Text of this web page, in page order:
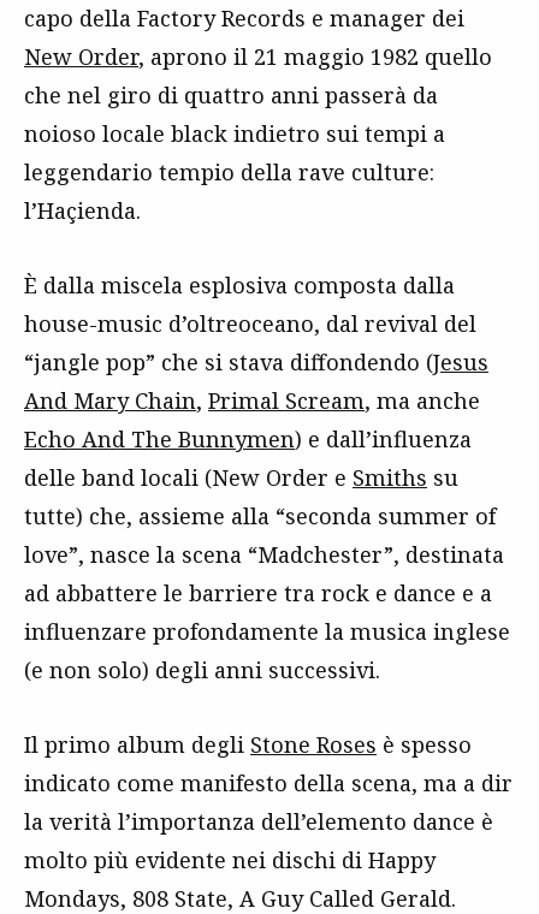
capo della Factory Records e manager dei
New Order, aprono il 21 maggio 1982 quello
che nel giro di quattro anni passerà da
noioso locale black indietro sui tempi a
leggendario tempio della rave culture:
l’Haçienda.
È dalla miscela esplosiva composta dalla
house-music d’oltreoceano, dal revival del
“jangle pop” che si stava diffondendo (Jesus
And Mary Chain, Primal Scream, ma anche
Echo And The Bunnymen) e dall’influenza
delle band locali (New Order e Smiths su
tutte) che, assieme alla “seconda summer of
love”, nasce la scena “Madchester”, destinata
ad abbattere le barriere tra rock e dance e a
influenzare profondamente la musica inglese
(e non solo) degli anni successivi.
Il primo album degli Stone Roses è spesso
indicato come manifesto della scena, ma a dir
la verità l’importanza dell’elemento dance è
molto più evidente nei dischi di Happy
Mondays, 808 State, A Guy Called Gerald.